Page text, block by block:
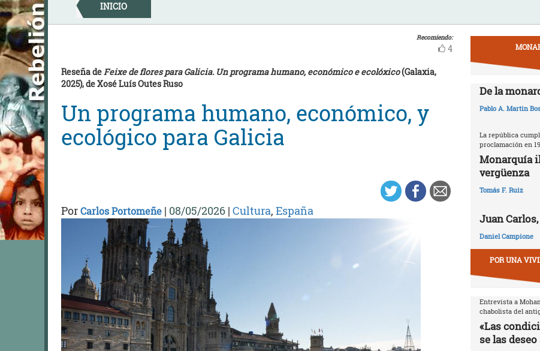
Skip
to
content
INICIO
Recomiendo:
4
Reseña deFeixe de flores para Galicia. Un programa humano, económico e ecolóxico(Galaxia,
2025), de Xosé Luís Outes Ruso
Un programa humano, económico, y
ecológico para Galicia
PorCarlos Portomeñe | 08/05/2026 | Cultura, España
De la
Pablo A. Martin
La república
proclamación en
Monarquía
vergüenza
Tomás F. Ruiz
Juan
Daniel Campione
POR UNA
Entrevista a
chabolista del
«Las
se las